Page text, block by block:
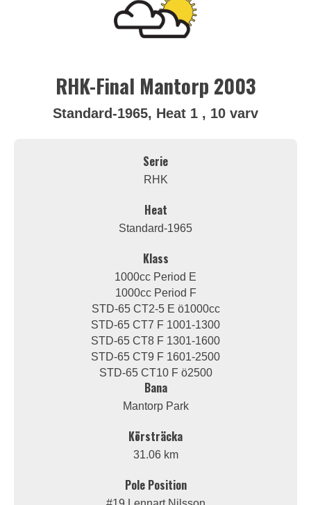
RHK-Final Mantorp 2003
Standard-1965, Heat 1 , 10 varv
Serie
RHK
Heat
Standard-1965
Klass
1000cc Period E
1000cc Period F
STD-65 CT2-5 E ö1000cc
STD-65 CT7 F 1001-1300
STD-65 CT8 F 1301-1600
STD-65 CT9 F 1601-2500
STD-65 CT10 F ö2500
Bana
Mantorp Park
Körsträcka
31.06 km
Pole Position